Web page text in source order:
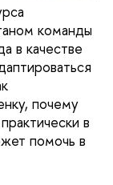
команды
в качестве
почему
в
помочь в